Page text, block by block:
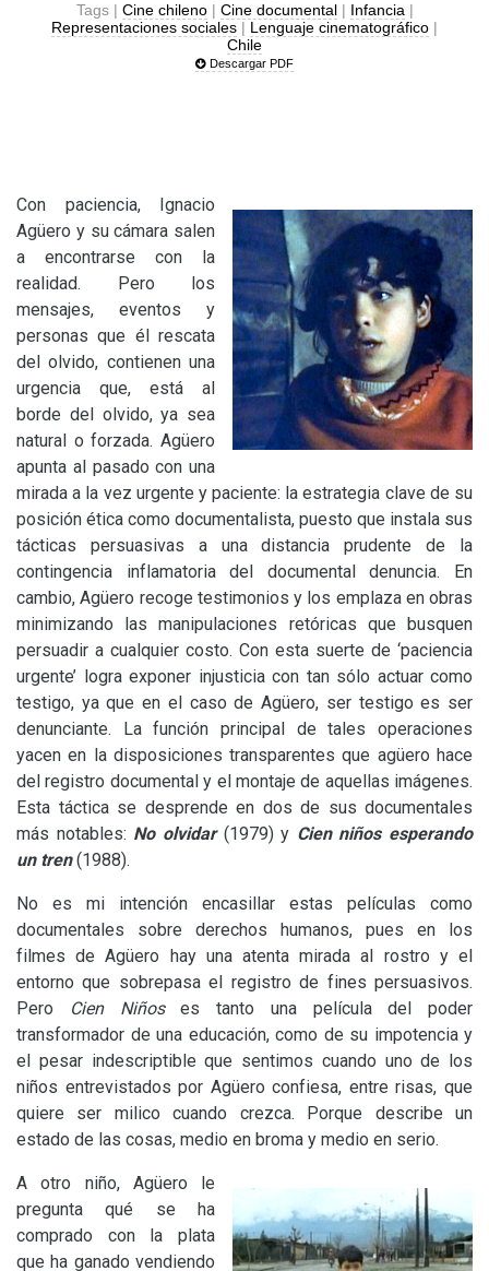
Tags | Cine chileno| Cine documental| Infancia |
Representaciones sociales | Lenguaje cinematográfico |
Chile
Descargar PDF
Con paciencia, Ignacio
Agüero y su cámara salen
a encontrarse con la
realidad. Pero los
mensajes, eventos y
personas que él rescata
del olvido, contienen una
urgencia que, está al
borde del olvido, ya sea
natural o forzada. Agüero
apunta al pasado con una
mirada a la vez urgente y paciente: la estrategia clave de su
posición ética como documentalista, puesto que instala sus
tácticas persuasivas a una distancia prudente de la
contingencia inflamatoria del documental denuncia. En
cambio, Agüero recoge testimonios y los emplaza en obras
minimizando las manipulaciones retóricas que busquen
persuadir a cualquier costo. Con esta suerte de ‘paciencia
urgente’ logra exponer injusticia con tan sólo actuar como
testigo, ya que en el caso de Agüero, ser testigo es ser
denunciante. La función principal de tales operaciones
yacen en la disposiciones transparentes que agüero hace
del registro documental y el montaje de aquellas imágenes.
Esta táctica se desprende en dos de sus documentales
más notables: No olvidar (1979) y Cien niños esperando
un tren (1988).
No es mi intención encasillar estas películas como
documentales sobre derechos humanos, pues en los
filmes de Agüero hay una atenta mirada al rostro y el
entorno que sobrepasa el registro de fines persuasivos.
Pero
Cien Niños
es tanto una película del poder
transformador de una educación, como de su impotencia y
el pesar indescriptible que sentimos cuando uno de los
niños entrevistados por Agüero confiesa, entre risas, que
quiere ser milico cuando crezca. Porque describe un
estado de las cosas, medio en broma y medio en serio.
A otro niño, Agüero le
pregunta qué se ha
comprado con la plata
que ha ganado vendiendo